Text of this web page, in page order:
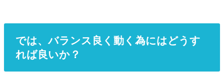
では、バランス良く動く為にはどうす
れば良いか？